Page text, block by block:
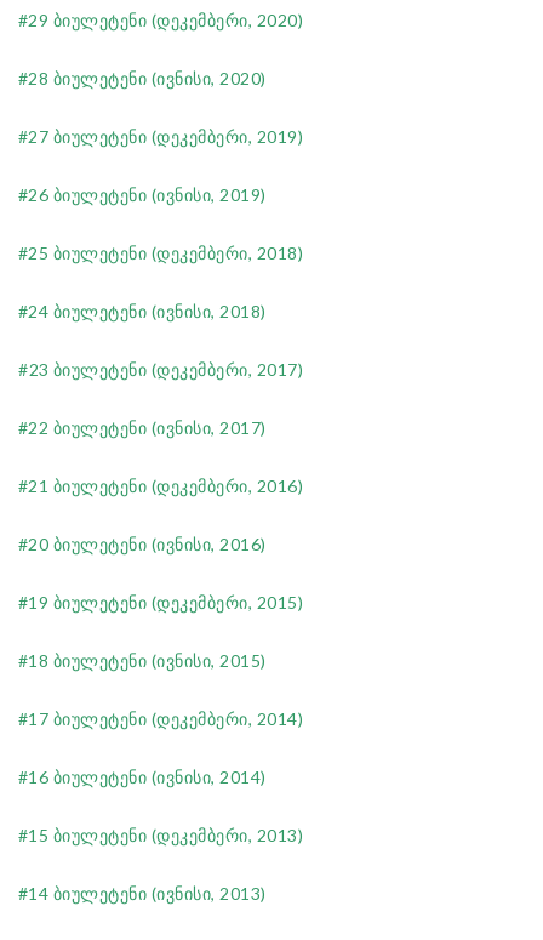
#29 ბიულეტენი (დეკემბერი, 2020)
#28 ბიულეტენი (ივნისი, 2020)
#27 ბიულეტენი (დეკემბერი, 2019)
#26 ბიულეტენი (ივნისი, 2019)
#25 ბიულეტენი (დეკემბერი, 2018)
#24 ბიულეტენი (ივნისი, 2018)
#23 ბიულეტენი (დეკემბერი, 2017)
#22 ბიულეტენი (ივნისი, 2017)
#21 ბიულეტენი (დეკემბერი, 2016)
#20 ბიულეტენი (ივნისი, 2016)
#19 ბიულეტენი (დეკემბერი, 2015)
#18 ბიულეტენი (ივნისი, 2015)
#17 ბიულეტენი (დეკემბერი, 2014)
#16 ბიულეტენი (ივნისი, 2014)
#15 ბიულეტენი (დეკემბერი, 2013)
#14 ბიულეტენი (ივნისი, 2013)